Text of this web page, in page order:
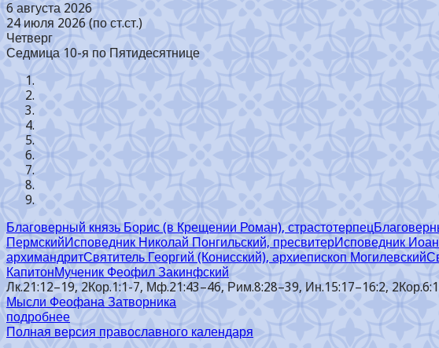
6 августа 2026
24 июля 2026 (по ст.ст.)
Четверг
Седмица 10-я по Пятидесятнице
Благоверный князь Борис (в Крещении Роман), страстотерпец
ПермскийИсповедник Николай Понгильский, пресвитерИсповедник
архимандритСвятитель Георгий (Конисский), архиепископ Могилевский
КапитонМученик Феофил Закинфский
Лк.21:12–19, 2Кор.1:1-7, Мф.21:43–46, Рим.8:28–39, Ин.15:17–16:2,
Мысли Феофана Затворника
подробнее
Полная версия православного календаря